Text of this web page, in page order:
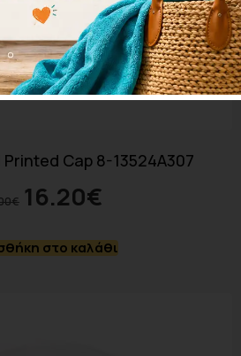
Cap 8-13524A307
€ 16.20€
στο καλάθι